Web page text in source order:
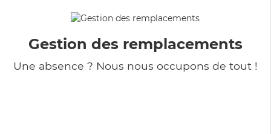
Gestion des remplacements
Une absence ? Nous nous occupons de tout !